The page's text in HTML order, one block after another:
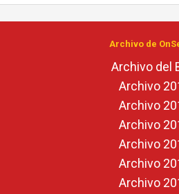
Archivo de
Archivo del
Archivo
Archivo
Archivo
Archivo
Archivo
Archivo